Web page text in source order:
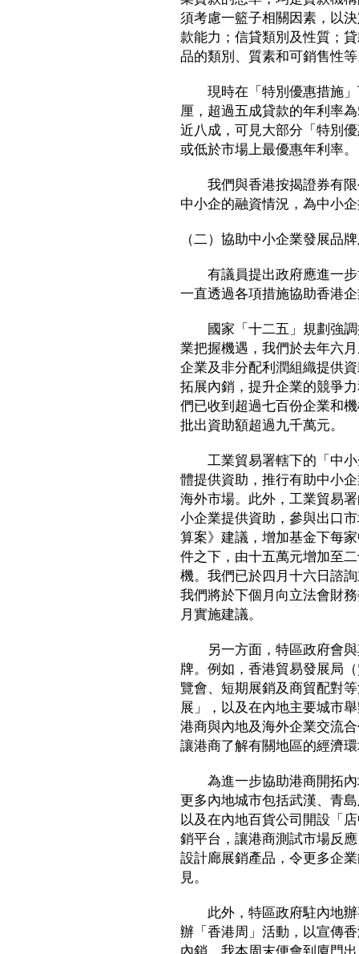
須考慮一籃子相關因素，以
款能力；信貸類別及性質；
品的類別、質素和可銷售性
現時在「特別優惠措施」
厘，超過五成貸款的年利率
近八成，可見大部分「特別
或低於市場上最優惠年利率。
我們與香港按揭證券有限
中小企的融資情況，為中小
（二）協助中小企業發展品
有議員提出政府應進一步
一直透過各項措施協助香港
國家「十二五」規劃強調
業把握機遇，我們於去年六
企業及非分配利潤組織提供
拓展內銷，提升企業的競爭
們已收到超過七百份企業和
批出資助額超過九千萬元。
工業貿易署轄下的「中小
體提供資助，推行有助中小
海外市場。此外，工業貿易
小企業提供資助，參與出口
算案》建議，增加基金下每
件之下，由十五萬元增加至
機。我們已於四月十六日諮
我們將於下個月向立法會財
月實施建議。
另一方面，特區政府會與
牌。例如，香港貿易發展局
覽會、短期展銷及商貿配對
展」，以及在內地主要城市
港商與內地及海外企業交流
讓港商了解有關地區的經濟
為進一步協助港商開拓內
更多內地城市包括武漢、青
以及在內地百貨公司開設「
銷平台，讓港商測試市場反
設計廊展銷產品，令更多企
見。
此外，特區政府駐內地辦
辦「香港周」活動，以宣傳